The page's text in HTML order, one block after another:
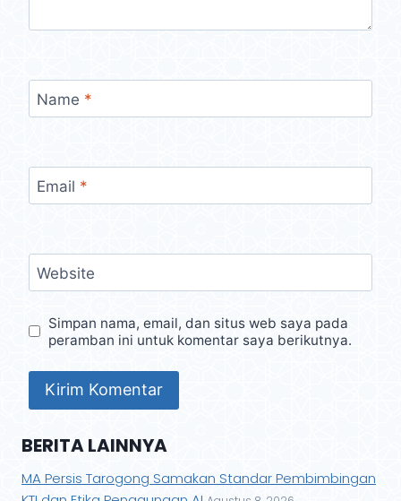
Name *
Email *
Website
Simpan nama, email, dan situs web saya pada
peramban ini untuk komentar saya berikutnya.
BERITA LAINNYA
MA Persis Tarogong Samakan Standar Pembimbingan